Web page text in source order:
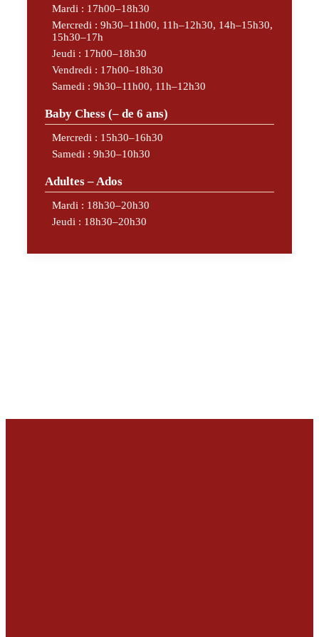
Mardi : 17h00–18h30
Mercredi : 9h30–11h00, 11h–12h30, 14h–15h30,
15h30–17h
Jeudi : 17h00–18h30
Vendredi : 17h00–18h30
Samedi : 9h30–11h00, 11h–12h30
Baby Chess (– de 6 ans)
Mercredi : 15h30–16h30
Samedi : 9h30–10h30
Adultes – Ados
Mardi : 18h30–20h30
Jeudi : 18h30–20h30